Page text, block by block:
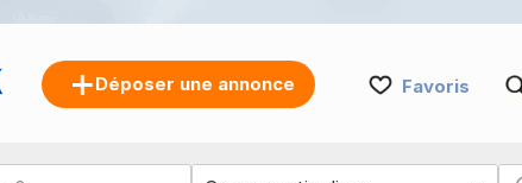
Déposer une annonce Favoris